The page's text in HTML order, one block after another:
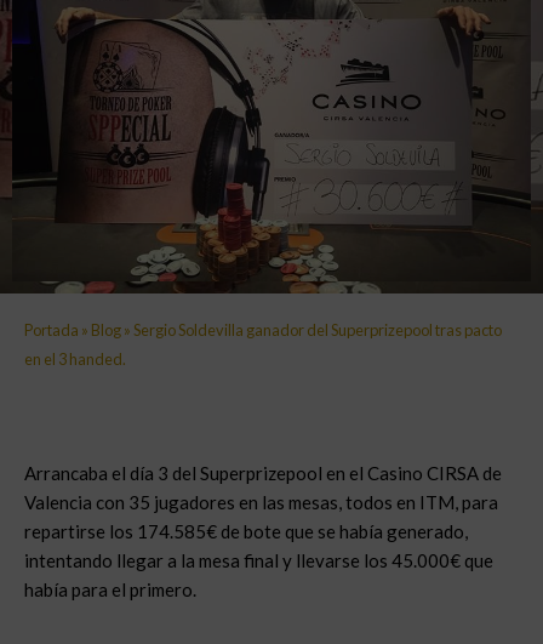
Portada » Blog»Sergio Soldevilla ganador del Superprizepool tras pacto
en el 3 handed.
Arrancaba el día 3 del Superprizepool en el Casino CIRSA de
Valencia con 35 jugadores en las mesas, todos en ITM, para
repartirse los 174.585€ de bote que se había generado,
intentando llegar a la mesa final y llevarse los 45.000€ que
había para el primero.